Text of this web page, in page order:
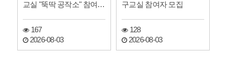
교실 "뚝딱 공작소" 참여자
167
2026-08-03
구교실 참여자 모집
128
2026-08-03